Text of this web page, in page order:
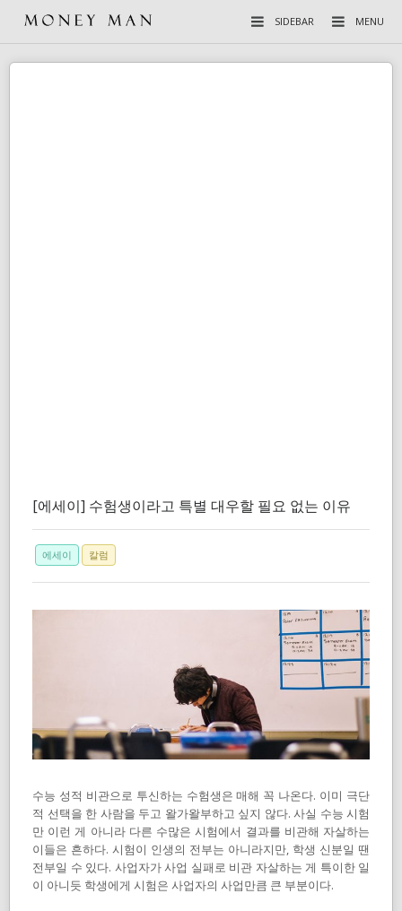
MENU
SIDEBAR
[에세이] 수험생이라고 특별 대우할 필요 없는 이유
에세이 칼럼
수능 성적 비관으로 투신하는 수험생은 매해 꼭 나온다. 이미 극단
적 선택을 한 사람을 두고 왈가왈부하고 싶지 않다. 사실 수능 시험
만 이런 게 아니라 다른 수많은 시험에서 결과를 비관해 자살하는
이들은 흔하다. 시험이 인생의 전부는 아니라지만, 학생 신분일 땐
전부일 수 있다. 사업자가 사업 실패로 비관 자살하는 게 특이한 일
이 아니듯 학생에게 시험은 사업자의 사업만큼 큰 부분이다.